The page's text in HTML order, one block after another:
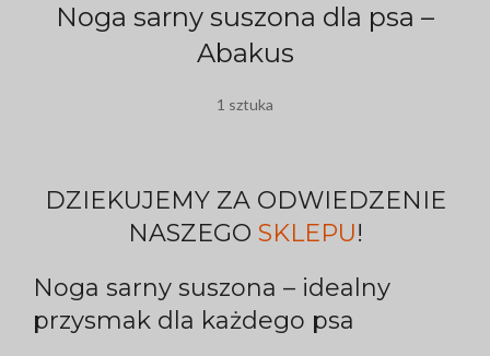
Noga sarny suszona dla psa –
Abakus
1 sztuka
DZIEKUJEMY ZA ODWIEDZENIE
NASZEGO SKLEPU!
Noga sarny suszona – idealny
przysmak dla każdego psa